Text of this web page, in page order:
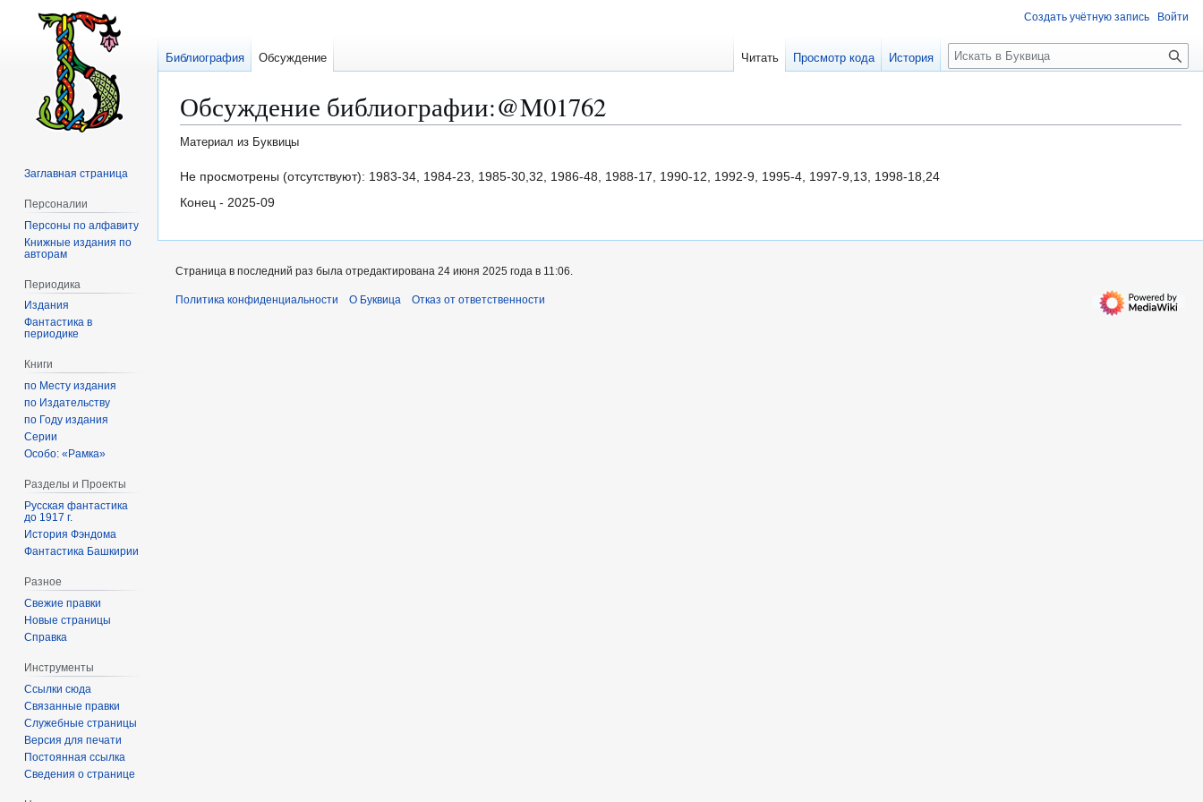
Обсуждение библиографии:@M01762
Материал из Буквицы
Перейти
к
Перейти
к
Не просмотрены (отсутствуют): 1983-34, 1984-23, 1985-30,32, 1986-48, 1988-17, 1990-12, 1992-9, 1995-4, 1997-9,13, 1998-18,24
Конец - 2025-09
Создать учётную запись Войти
Библиография Обсуждение Читать Просмотр кода История
П
о
к
Заглавная страница
Персоналии
Персоны по алфавиту
Книжные издания по
авторам
Периодика
Издания
Фантастика в
периодике
Книги
по Месту издания
по Издательству
по Году издания
Серии
Особо: «Рамка»
Разделы и Проекты
Русская фантастика
до 1917 г.
История Фэндома
Фантастика Башкирии
Разное
Свежие правки
Новые страницы
Справка
Инструменты
Ссылки сюда
Связанные правки
Служебные страницы
Версия для печати
Постоянная ссылка
Сведения о странице
Страница в последний раз была отредактирована 24 июня 2025 года в 11:06.
Политика конфиденциальности О Буквица Отказ от ответственности